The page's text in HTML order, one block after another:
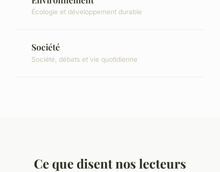
Écologie et développement durable
Société
Société, débats et vie quotidienne
Ce que disent nos lecteurs